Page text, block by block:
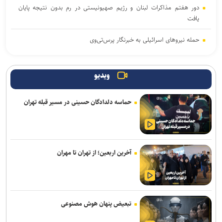
دور هفتم مذاکرات لبنان و رژیم صهیونیستی در رم بدون نتیجه پایان
یافت
حمله نیروهای اسرائیلی به خبرنگار پرس‌تی‌وی
پنتاگون با افشای کمبود تسلیحات نشست برگزار می‌کند
انفجار در حومه دمشق چند کشته و زخمی برجا گذاشت
برگزاری مجمع آژانس انرژی اتمی اوایل شهریور در آمریکا
یمن: نقشه عربستان برای حمله به صنعاء را در نطفه خفه کردیم
پیام هشدار مقاومت یمن به ریاض
قدردانی از حضور حماسی ملت مبعوث شده در راهپیمایی اربعین
ترامپ با تهدید افشاگران، بحران مهمات آمریکا را انکار کرد
ویدیو
حماسه دلدادگان حسینی در مسیر قبله تهران
آخرین اربعین؛ از تهران تا مهران
تبعیض پنهان هوش مصنوعی